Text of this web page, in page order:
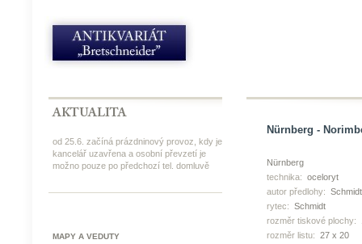
od 25.6. začíná prázdninový provoz, kdy je
kancelář uzavřena a osobní převzetí je
možno pouze po předchozí tel. domluvě
MAPY A VEDUTY
Nürnberg -
Nürnberg
technika: oceloryt
autor předlohy: Schmidt
rytec: Schmidt
rozměr tiskové plochy:
rozměr listu: 27 x 20